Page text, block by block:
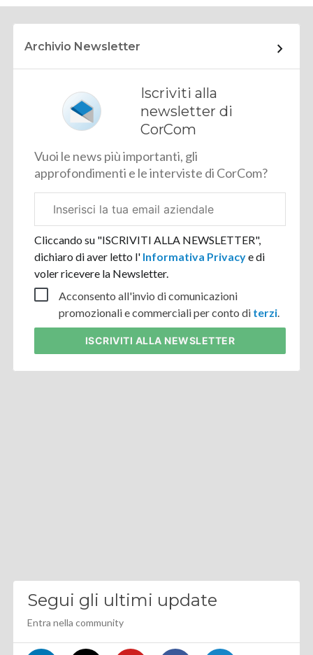
Archivio Newsletter
Iscriviti alla
newsletter di
CorCom
Vuoi le news più importanti, gli
approfondimenti e le interviste di CorCom?
aziendale
Cliccando su "ISCRIVITI ALLA NEWSLETTER",
dichiaro di aver letto l' Informativa Privacye di
voler ricevere la Newsletter.
Acconsento all'invio di comunicazioni
promozionali e commerciali per conto di terzi.
ISCRIVITI ALLA NEWSLETTER
Segui gli ultimi update
Entra nella community